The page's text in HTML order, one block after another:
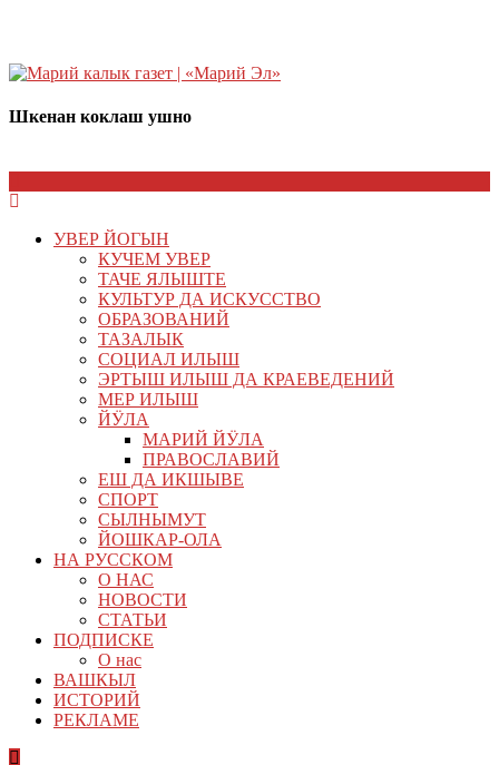
Шкенан коклаш ушно
УВЕР ЙОГЫН
КУЧЕМ УВЕР
ТАЧЕ ЯЛЫШТЕ
КУЛЬТУР ДА ИСКУССТВО
ОБРАЗОВАНИЙ
ТАЗАЛЫК
СОЦИАЛ ИЛЫШ
ЭРТЫШ ИЛЫШ ДА КРАЕВЕДЕНИЙ
МЕР ИЛЫШ
ЙӰЛА
МАРИЙ ЙӰЛА
ПРАВОСЛАВИЙ
ЕШ ДА ИКШЫВЕ
СПОРТ
СЫЛНЫМУТ
ЙОШКАР-ОЛА
НА РУССКОМ
О НАС
НОВОСТИ
СТАТЬИ
ПОДПИСКЕ
О нас
ВАШКЫЛ
ИСТОРИЙ
РЕКЛАМЕ